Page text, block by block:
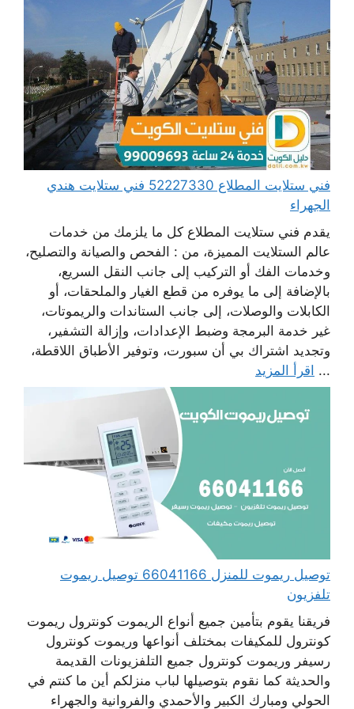
فني ستلايت المطلاع 52227330 فني ستلايت هندي
الجهراء
يقدم فني ستلايت المطلاع كل ما يلزمك من خدمات
عالم الستلايت المميزة، من : الفحص والصيانة والتصليح،
وخدمات الفك أو التركيب إلى جانب النقل السريع،
بالإضافة إلى ما يوفره من قطع الغيار والملحقات، أو
الكابلات والوصلات، إلى جانب الستاندات والريموتات،
غير خدمة البرمجة وضبط الإعدادات، وإزالة التشفير،
وتجديد اشتراك بي أن سبورت، وتوفير الأطباق اللاقطة،
... اقرأ المزيد
توصيل ريموت للمنزل 66041166 توصيل ريموت
تلفزيون
فريقنا يقوم بتأمين جميع أنواع الريموت كونترول ريموت
كونترول للمكيفات بمختلف أنواعها وريموت كونترول
رسيفر وريموت كونترول جميع التلفزيونات القديمة
والحديثة كما نقوم بتوصيلها لباب منزلكم أين ما كنتم في
الحولي ومبارك الكبير والأحمدي والفروانية والجهراء